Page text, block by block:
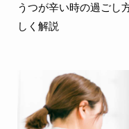
うつが辛い時の過ごし
しく解説